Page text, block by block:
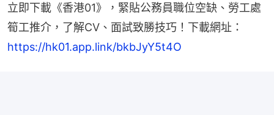
立即下載《香港01》，緊貼公務員職位空缺、勞工處
筍工推介，了解CV、面試致勝技巧！下載網址：
https://hk01.app.link/bkbJyY5t4O